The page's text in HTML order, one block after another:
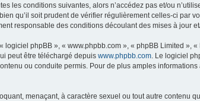
les conditions suivantes, alors n’accédez pas et/ou
qu’il soit prudent de vérifier régulièrement celles-ci par
responsable des conditions découlant des mises à jour
phpBB », « www.phpbb.com », « phpBB Limited »,
peut être téléchargé depuis www.phpbb.com . Le logiciel
ou conduite permis. Pour de plus amples
menaçant, à caractère sexuel ou tout autre contenu